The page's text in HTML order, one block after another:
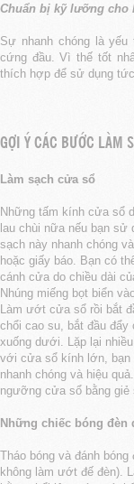
Chuẩn bị kỹ lưỡng cho
Sự nhanh chóng là
cứng đầu. Vì thế tốt
thích hợp để sử dụng
GỢI Ý CÁC BƯỚC LÀM
Làm sạch cửa sổ
Những tấm kính cửa sổ
lau chùi nữa nếu bạn sử
sạch này nhanh chóng
hoặc giấy báo. Bạn có
cánh cửa do chiều dài
Nhúng miếng bọt biển
Làm ướt cửa sổ rồi bắt
chổi cao su, bắt đầu
xuống dưới. Lặp lại
với cửa sổ kính lớn, bạn
nhanh chóng và hiệu
ngưỡng cửa sổ bằng giẻ
Những chiếc bóng đèn
Tháo bóng và đánh
không làm ướt đế đèn).